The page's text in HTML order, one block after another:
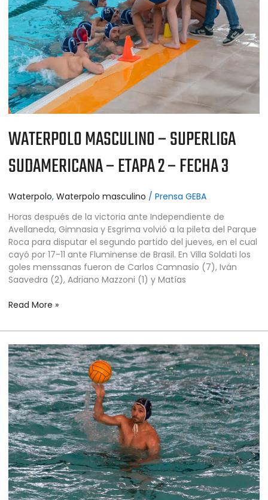
WATERPOLO MASCULINO – SUPERLIGA
SUDAMERICANA – ETAPA 2 – FECHA 3
Waterpolo, Waterpolo masculino / Prensa GEBA
Horas después de la victoria ante Independiente de
Avellaneda, Gimnasia y Esgrima volvió a la pileta del Parque
Roca para disputar el segundo partido del jueves, en el cual
cayó por 17-11 ante Fluminense de Brasil. En Villa Soldati los
goles menssanas fueron de Carlos Camnasio (7), Iván
Saavedra (2), Adriano Mazzoni (1) y Matías
Read More »
WATERPOLO
MASCULINO
–
SUPERLIGA
SUDAMERICANA
–
ETAPA
2
–
FECHA
2